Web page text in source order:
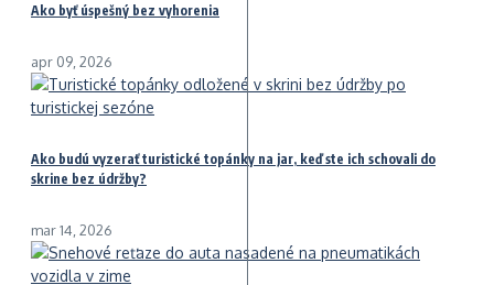
Ako byť úspešný bez vyhorenia
apr 09, 2026
Ako budú vyzerať turistické topánky na jar, keď ste ich schovali do
skrine bez údržby?
mar 14, 2026